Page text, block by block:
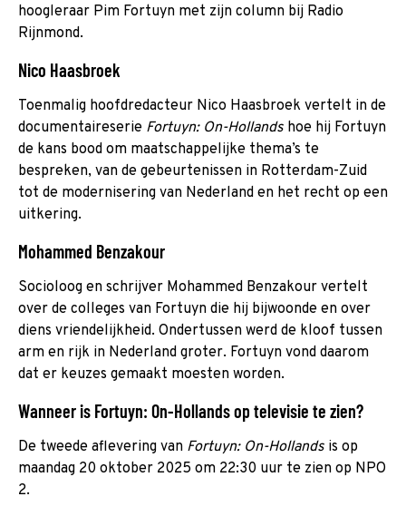
hoogleraar Pim Fortuyn met zijn column bij Radio
Rijnmond.
Nico Haasbroek
Toenmalig hoofdredacteur Nico Haasbroek vertelt in de
documentaireserie Fortuyn: On-Hollands hoe hij Fortuyn
de kans bood om maatschappelijke thema’s te
bespreken, van de gebeurtenissen in Rotterdam-Zuid
tot de modernisering van Nederland en het recht op een
uitkering.
Mohammed Benzakour
Socioloog en schrijver Mohammed Benzakour vertelt
over de colleges van Fortuyn die hij bijwoonde en over
diens vriendelijkheid. Ondertussen werd de kloof tussen
arm en rijk in Nederland groter. Fortuyn vond daarom
dat er keuzes gemaakt moesten worden.
Wanneer is Fortuyn: On-Hollands op televisie te zien?
De tweede aflevering van Fortuyn: On-Hollands is op
maandag 20 oktober 2025 om 22:30 uur te zien op NPO
2.